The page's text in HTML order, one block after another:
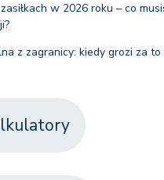
w 2026 roku – co
z zagranicy: kiedy grozi za